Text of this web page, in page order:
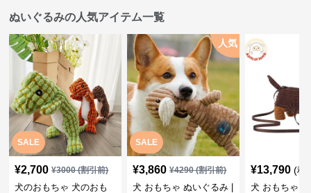
ぬいぐるみの人気アイテム一覧
SALE
¥2,700 ¥3000(割引前)
犬のおもちゃ 犬のおも
SALE
人気
¥3,860 ¥4290(割引前)
犬 おもちゃ ぬいぐるみ |
¥13,790 (税
犬 おもちゃ